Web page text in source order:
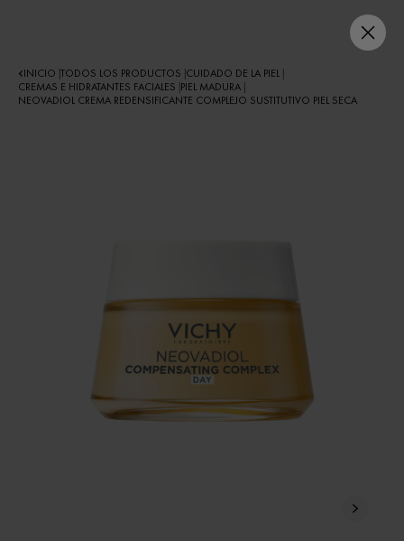
INICIO TODOS LOS PRODUCTOS CUIDADO DE LA PIEL
CREMAS E HIDRATANTES FACIALES PIEL MADURA
NEOVADIOL CREMA REDENSIFICANTE COMPLEJO SUSTITUTIVO PIEL SECA